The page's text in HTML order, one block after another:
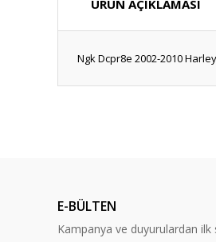
ÜRÜN AÇIKLAMASI
Ngk Dcpr8e 2002-2010
Ürün bilgilerinde hatalar
Ürün fiyatı diğer
E-BÜLTEN
Kampanya ve duyurulardan ilk